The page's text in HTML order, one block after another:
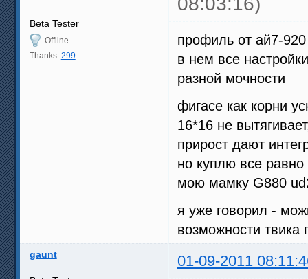
Beta Tester
Offline
Thanks: 299
профиль от ай7-
в нем все
разной мочности
фигасе как корни
16*16 не
прирост дают
но куплю все равно
мою мамку G880
я уже говорил -
возможности твика
gaunt 01-09-2011